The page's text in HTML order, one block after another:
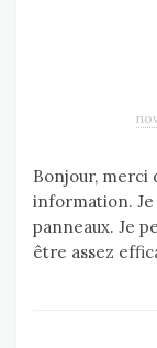
Bonjour, merci
information. Je
panneaux. Je
être assez